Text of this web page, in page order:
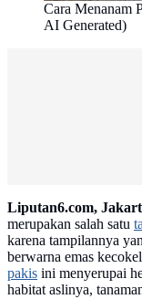
Cara Menanam
AI Generated)
Liputan6.com,
merupakan salah satu
karena tampilannya
berwarna emas
pakis ini menyerupai
habitat aslinya,